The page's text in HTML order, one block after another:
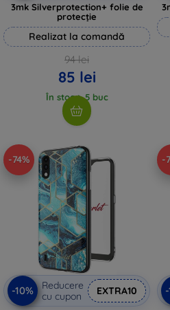
3mk Silverprotection+ folie de
protecție
Realizat la comandă
94 lei
85 lei
În stoc > 5 buc
-74%
-10%
Reducere
cu cupon
EXTRA10
-